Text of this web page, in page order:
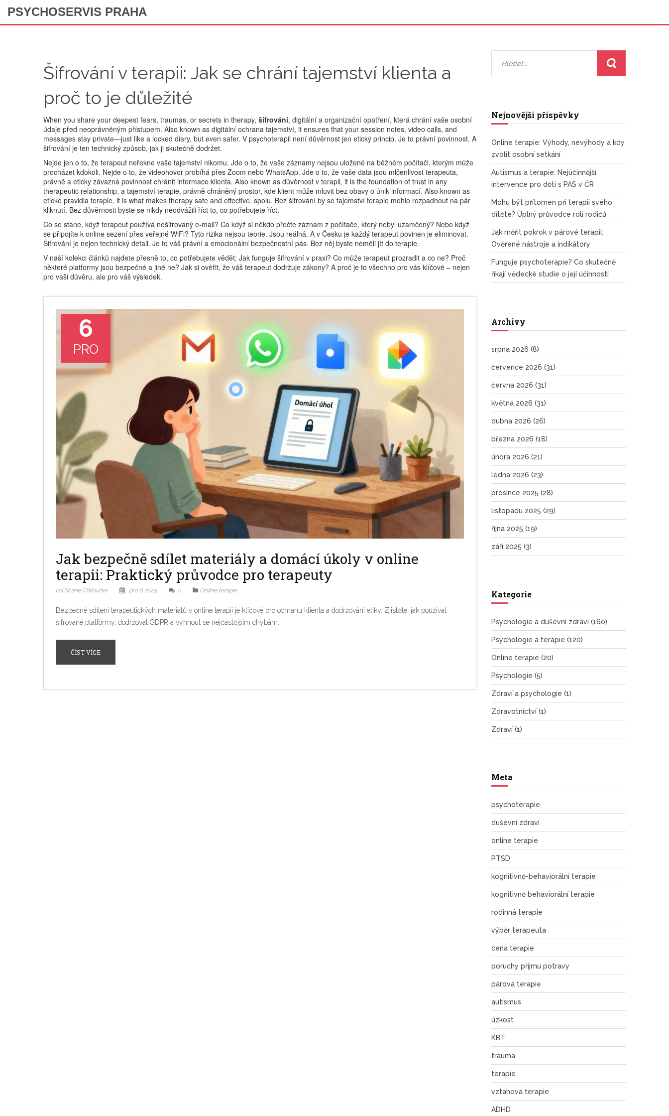
PSYCHOSERVIS PRAHA
Šifrování v terapii: Jak se chrání tajemství klienta a
proč to je důležité
When you share your deepest fears, traumas, or secrets in therapy, šifrování, digitální a organizační opatření, která chrání vaše osobní
údaje před neoprávněným přístupem. Also known as digitální ochrana tajemství, it ensures that your session notes, video calls, and
messages stay private—just like a locked diary, but even safer. V psychoterapii není důvěrnost jen etický princip. Je to právní povinnost. A
šifrování je ten technický způsob, jak ji skutečně dodržet.
Nejde jen o to, že terapeut neřekne vaše tajemství nikomu. Jde o to, že vaše záznamy nejsou uložené na běžném počítači, kterým může
procházet kdokoli. Nejde o to, že videohovor probíhá přes Zoom nebo WhatsApp. Jde o to, že vaše data jsou mlčenlivost terapeuta,
právně a eticky závazná povinnost chránit informace klienta. Also known as důvěrnost v terapii, it is the foundation of trust in any
therapeutic relationship. a tajemství terapie, právně chráněný prostor, kde klient může mluvit bez obavy o únik informací. Also known as
etické pravidla terapie, it is what makes therapy safe and effective. spolu. Bez šifrování by se tajemství terapie mohlo rozpadnout na pár
kliknutí. Bez důvěrnosti byste se nikdy neodvážili říct to, co potřebujete říct.
Co se stane, když terapeut používá nešifrovaný e-mail? Co když si někdo přečte záznam z počítače, který nebyl uzamčený? Nebo když
se připojíte k online sezení přes veřejné WiFi? Tyto rizika nejsou teorie. Jsou reálná. A v Česku je každý terapeut povinen je eliminovat.
Šifrování je nejen technický detail. Je to váš právní a emocionální bezpečnostní pás. Bez něj byste neměli jít do terapie.
V naší kolekci článků najdete přesně to, co potřebujete vědět: Jak funguje šifrování v praxi? Co může terapeut prozradit a co ne? Proč
některé platformy jsou bezpečné a jiné ne? Jak si ověřit, že váš terapeut dodržuje zákony? A proč je to všechno pro vás klíčové – nejen
pro vaši důvěru, ale pro váš výsledek.
6
PRO
Jak bezpečně sdílet materiály a domácí úkoly v online
terapii: Praktický průvodce pro terapeuty
od Shane O'Rourke pro 6 2025 0 Online terapie
Bezpečné sdílení terapeutických materiálů v online terapii je klíčové pro ochranu klienta a dodržování etiky. Zjistěte, jak používat
šifrované platformy, dodržovat GDPR a vyhnout se nejčastějším chybám.
ČÍST VÍCE
Nejnovější příspěvky
Online terapie: Výhody, nevýhody a kdy
zvolit osobní setkání
Autismus a terapie: Nejúčinnější
intervence pro děti s PAS v ČR
Mohu být přítomen při terapii svého
dítěte? Úplný průvodce rolí rodičů
Jak měřit pokrok v párové terapii:
Ověřené nástroje a indikátory
Funguje psychoterapie? Co skutečně
říkají vědecké studie o její účinnosti
Archivy
srpna 2026 (8)
července 2026 (31)
června 2026 (31)
května 2026 (31)
dubna 2026 (26)
března 2026 (18)
února 2026 (21)
ledna 2026 (23)
prosince 2025 (28)
listopadu 2025 (29)
října 2025 (19)
září 2025 (3)
Kategorie
Psychologie a duševní zdraví (160)
Psychologie a terapie (120)
Online terapie (20)
Psychologie (5)
Zdraví a psychologie (1)
Zdravotnictví (1)
Zdraví (1)
Meta
psychoterapie
duševní zdraví
online terapie
PTSD
kognitivně-behaviorální terapie
kognitivně behaviorální terapie
rodinná terapie
výběr terapeuta
cena terapie
poruchy příjmu potravy
párová terapie
autismus
úzkost
KBT
trauma
terapie
vztahová terapie
ADHD